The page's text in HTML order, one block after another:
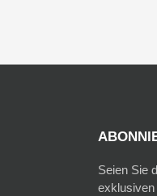
Seien Sie
exklusiven